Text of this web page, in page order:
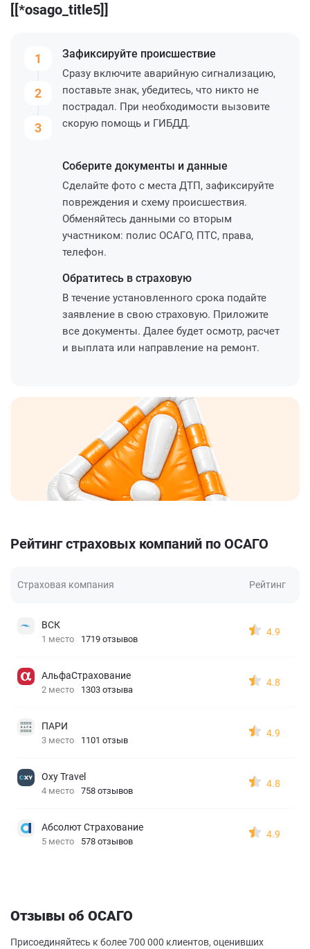
[[*osago_title5]]
1
2
3
Зафиксируйте происшествие
Сразу включите аварийную сигнализацию,
поставьте знак, убедитесь, что никто не
пострадал. При необходимости вызовите
скорую помощь и ГИБДД.
Соберите документы и данные
Сделайте фото с места ДТП, зафиксируйте
повреждения и схему происшествия.
Обменяйтесь данными со вторым
участником: полис ОСАГО, ПТС, права,
телефон.
Обратитесь в страховую
В течение установленного срока подайте
заявление в свою страховую. Приложите
все документы. Далее будет осмотр, расчет
и выплата или направление на ремонт.
Рейтинг страховых компаний по ОСАГО
Страховая компания Рейтинг
ВСК
1 место 1719 отзывов
4.9
АльфаСтрахование
2 место 1303 отзыва
4.8
ПАРИ
3 место 1101 отзыв
4.9
Oxy Travel
4 место 758 отзывов
4.8
Абсолют Страхование
5 место 578 отзывов
4.9
Отзывы об ОСАГО
Присоединяйтесь к более 700 000 клиентов, оценивших